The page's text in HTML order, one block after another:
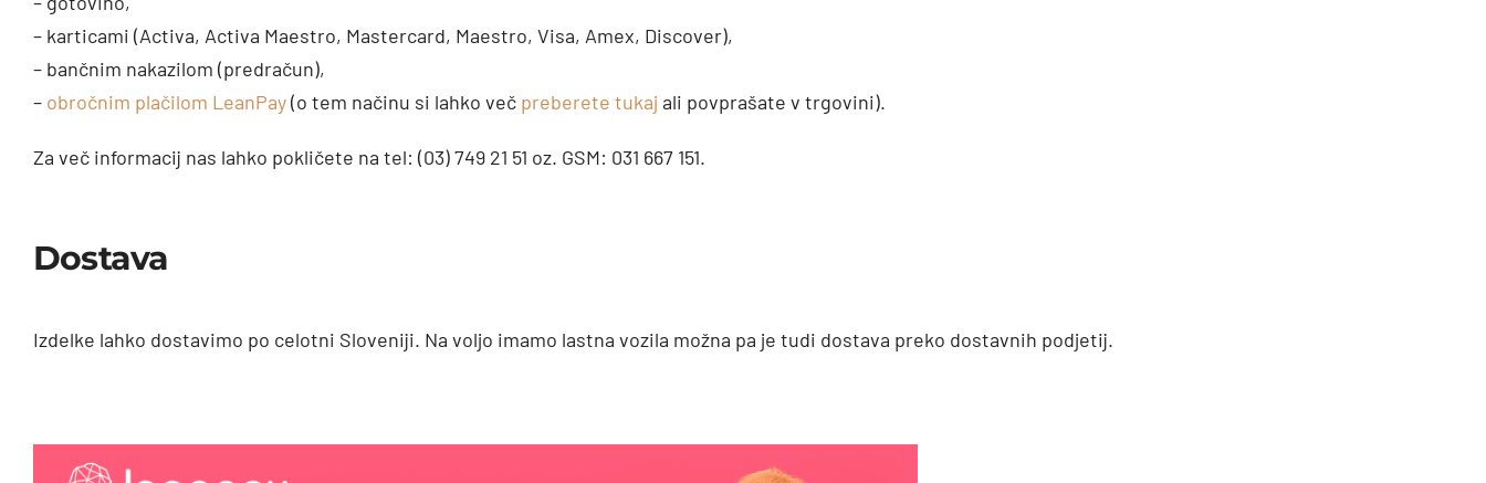
– karticami (Activa, Activa Maestro, Mastercard, Maestro, Visa, Amex, Discover),
– bančnim nakazilom (predračun),
– obročnim plačilom LeanPay(o tem načinu si lahko več preberete tukaj ali povprašate v trgovini).
Za več informacij nas lahko pokličete na tel: (03) 749 21 51 oz. GSM: 031 667 151.
Dostava
Izdelke lahko dostavimo po celotni Sloveniji. Na voljo imamo lastna vozila možna pa je tudi dostava preko dostavnih podjetij.